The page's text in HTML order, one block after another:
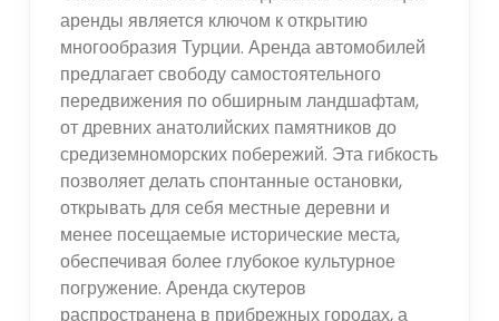
аренды является ключом к открытию
многообразия Турции. Аренда автомобилей
предлагает свободу самостоятельного
передвижения по обширным ландшафтам,
от древних анатолийских памятников до
средиземноморских побережий. Эта гибкость
позволяет делать спонтанные остановки,
открывать для себя местные деревни и
менее посещаемые исторические места,
обеспечивая более глубокое культурное
погружение. Аренда скутеров
распространена в прибрежных городах, а